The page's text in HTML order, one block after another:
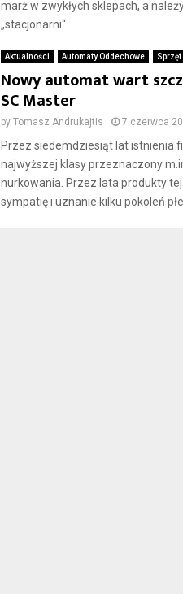
marż w zwykłych sklepach, a
„stacjonarni“...
Aktualności Automaty Oddechowe Sprzęt
Nowy automat wart
SC Master
by Tomasz Andrukajtis 7 czerwca
Przez siedemdziesiąt lat istnienia
najwyższej klasy przeznaczony
nurkowania. Przez lata produkty
sympatię i uznanie kilku pokoleń